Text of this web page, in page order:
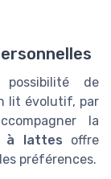
de
lit évolutif, par
la
à lattes offre
préférences.